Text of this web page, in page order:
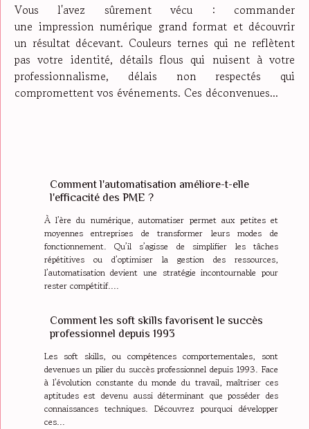
Vous l'avez sûrement vécu : commander
une impression numérique grand format et découvrir
un résultat décevant. Couleurs ternes qui ne reflètent
pas votre identité, détails flous qui nuisent à votre
professionnalisme, délais non respectés qui
compromettent vos événements. Ces déconvenues...
Comment l'automatisation améliore-t-elle
l'efficacité des PME ?
À l’ère du numérique, automatiser permet aux petites et
moyennes entreprises de transformer leurs modes de
fonctionnement. Qu’il s’agisse de simplifier les tâches
répétitives ou d’optimiser la gestion des ressources,
l’automatisation devient une stratégie incontournable pour
rester compétitif....
Comment les soft skills favorisent le succès
professionnel depuis 1993
Les soft skills, ou compétences comportementales, sont
devenues un pilier du succès professionnel depuis 1993. Face
à l’évolution constante du monde du travail, maîtriser ces
aptitudes est devenu aussi déterminant que posséder des
connaissances techniques. Découvrez pourquoi développer
ces...